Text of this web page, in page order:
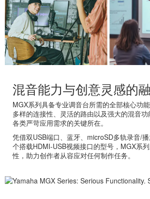
混音能力与创意灵感的
MGX系列具备专业调音台所需的全部核心功能
多样的连接性、灵活的路由以及强大的混音
各类严苛应用需求的关键所在。
凭借双USB端口、蓝牙、microSD多轨录音/
个搭载HDMI-USB视频接口的型号，MGX系
性，助力创作者从容应对任何制作任务。